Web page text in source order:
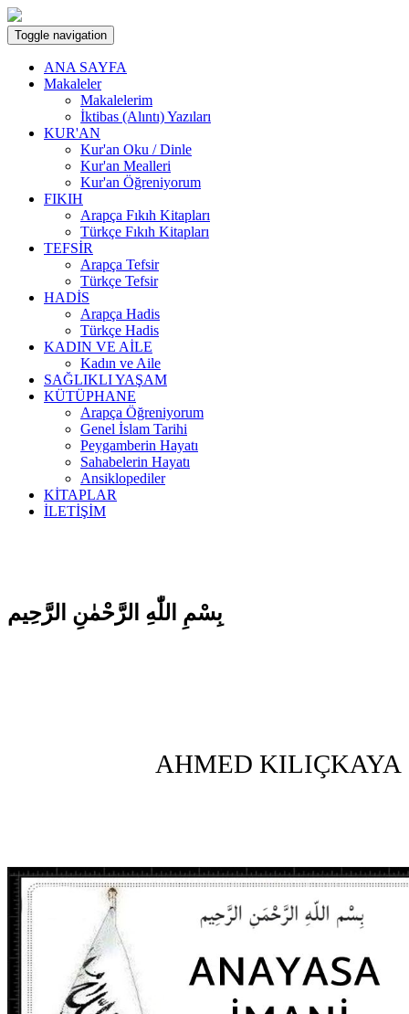
Toggle navigation
ANA SAYFA
Makaleler
Makalelerim
İktibas (Alıntı) Yazıları
KUR'AN
Kur'an Oku / Dinle
Kur'an Mealleri
Kur'an Öğreniyorum
FIKIH
Arapça Fıkıh Kitapları
Türkçe Fıkıh Kitapları
TEFSİR
Arapça Tefsir
Türkçe Tefsir
HADİS
Arapça Hadis
Türkçe Hadis
KADIN VE AİLE
Kadın ve Aile
SAĞLIKLI YAŞAM
KÜTÜPHANE
Arapça Öğreniyorum
Genel İslam Tarihi
Peygamberin Hayatı
Sahabelerin Hayatı
Ansiklopediler
KİTAPLAR
İLETİŞİM
بِسْمِ اللّٰهِ الرَّحْمٰنِ الرَّحِيم
AHMED KILIÇKAYA